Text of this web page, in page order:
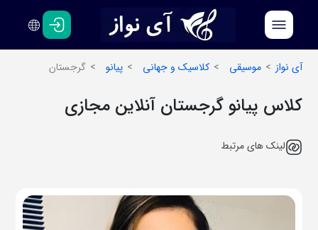
فارسی
انگلیسی
آی نواز
موسیقی کلاسیک و جهانی پیانو گرجستان
کلاس پیانو گرجستان آنلاین مجازی
لینک های مرتبط